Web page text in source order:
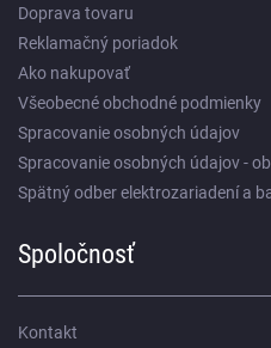
Doprava tovaru
Reklamačný poriadok
Ako nakupovať
Všeobecné obchodné podmienky
Spracovanie osobných údajov
Spracovanie osobných údajov -
Spätný odber elektrozariadení a
Spoločnosť
Kontakt